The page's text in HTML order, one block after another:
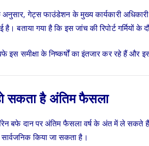
अनुसार, गेट्स फाउंडेशन के मुख्य कार्यकारी
है। बताया गया है कि इस जांच की रिपोर्ट गर्मियों
बफे इस समीक्षा के निष्कर्षों का इंतजार कर रहे हैं और
सकता है अंतिम फैसला
वॉरेन बफे दान पर अंतिम फैसला वर्ष के अंत में ले सकते
किया जा सकता है।